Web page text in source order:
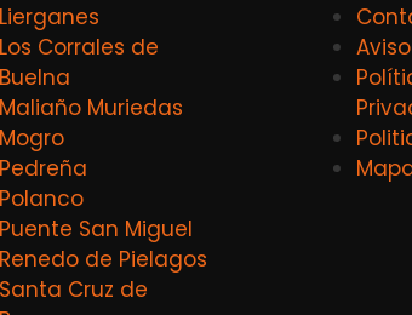
Lierganes
Los Corrales de
Buelna
Maliaño Muriedas
Mogro
Pedreña
Polanco
Puente San Miguel
Renedo de Pielagos
Santa Cruz de